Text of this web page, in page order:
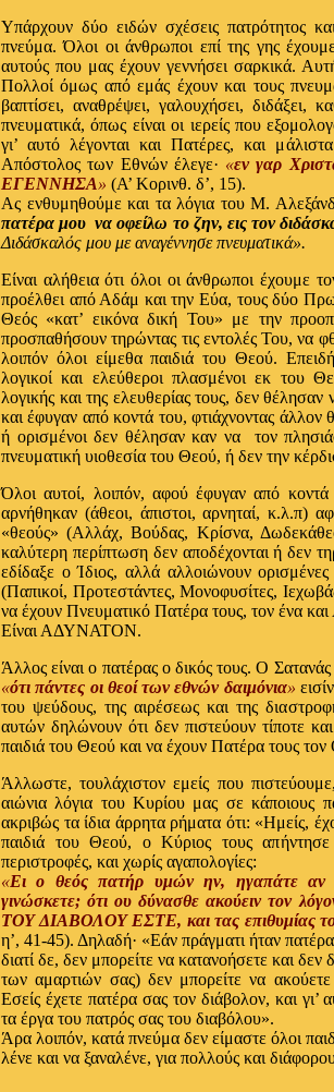
Υπάρχουν δύο ειδών σχέσεις πατρότητος
πνεύμα. Όλοι οι άνθρωποι επί της γης
αυτούς που μας έχουν γεννήσει σαρκικά.
Πολλοί όμως από εμάς έχουν και τους
βαπτίσει, αναθρέψει, γαλουχήσει, διδάξει,
πνευματικά, όπως είναι οι ιερείς που
γι’ αυτό λέγονται και Πατέρες, και
Απόστολος των Εθνών έλεγε· «εν γαρ
ΕΓΕΝΝΗΣΑ» (Α’ Κορινθ. δ’, 15).
Ας ενθυμηθούμε και τα λόγια του Μ.
πατέρα μου να οφείλω το ζην, εις τον
Διδάσκαλός μου με αναγέννησε πνευματικά».
Είναι αλήθεια ότι όλοι οι άνθρωποι έχουμε
προέλθει από Αδάμ και την Εύα, τους δύο
Θεός «κατ’ εικόνα δική Του» με την
προσπαθήσουν τηρώντας τις εντολές Του, να
λοιπόν όλοι είμεθα παιδιά του Θεού.
λογικοί και ελεύθεροι πλασμένοι εκ του
λογικής και της ελευθερίας τους, δεν
και έφυγαν από κοντά του, φτιάχνοντας
ή ορισμένοι δεν θέλησαν καν να
τον
πνευματική υιοθεσία του Θεού, ή δεν την
Όλοι αυτοί, λοιπόν, αφού έφυγαν από
αρνήθηκαν (άθεοι, άπιστοι, αρνηταί, κ.λ.π)
«θεούς» (Αλλάχ, Βούδας, Κρίσνα,
καλύτερη περίπτωση δεν αποδέχονται ή δεν
εδίδαξε ο Ίδιος, αλλά αλλοιώνουν ορισμένες
(Παπικοί, Προτεστάντες, Μονοφυσίτες,
να έχουν Πνευματικό Πατέρα τους, τον ένα
Είναι ΑΔΥΝΑΤΟΝ.
Άλλος είναι ο πατέρας ο δικός τους. Ο
«ότι πάντες οι θεοί των εθνών δαιμόνια»
του ψεύδους, της αιρέσεως και της
αυτών δηλώνουν ότι δεν πιστεύουν τίποτε
παιδιά του Θεού και να έχουν Πατέρα τους
Άλλωστε, τουλάχιστον εμείς που
αιώνια λόγια του Κυρίου μας σε κάποιους
ακριβώς τα ίδια άρρητα ρήματα ότι: «Ημείς,
παιδιά του Θεού, ο Κύριος τους
περιστροφές, και χωρίς αγαπολογίες:
«Ει ο θεός πατήρ υμών ην, ηγαπάτε αν
γινώσκετε; ότι ου δύνασθε ακούειν τον
ΤΟΥ ΔΙΑΒΟΛΟΥ ΕΣΤΕ, και τας επιθυμίας
η’, 41-45). Δηλαδή· «Εάν πράγματι ήταν
διατί δε, δεν μπορείτε να κατανοήσετε και
των αμαρτιών σας) δεν μπορείτε να
Εσείς έχετε πατέρα σας τον διάβολον, και γι’
τα έργα του πατρός σας του διαβόλου».
Άρα λοιπόν, κατά πνεύμα δεν είμαστε όλοι
λένε και να ξαναλένε, για πολλούς και